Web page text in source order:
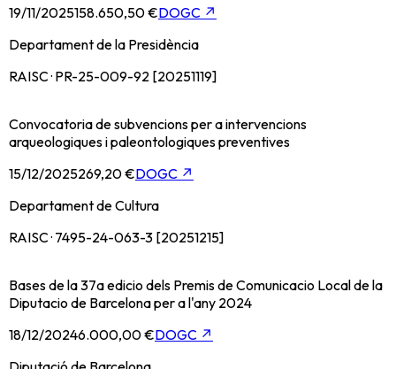
19/11/2025158.650,50 €DOGC ↗
Departament de la Presidència
RAISC · PR-25-009-92 [20251119]
Convocatoria de subvencions per a intervencions
arqueologiques i paleontologiques preventives
15/12/2025269,20 €DOGC ↗
Departament de Cultura
RAISC · 7495-24-063-3 [20251215]
Bases de la 37a edicio dels Premis de Comunicacio Local de la
Diputacio de Barcelona per a l'any 2024
18/12/20246.000,00 €DOGC ↗